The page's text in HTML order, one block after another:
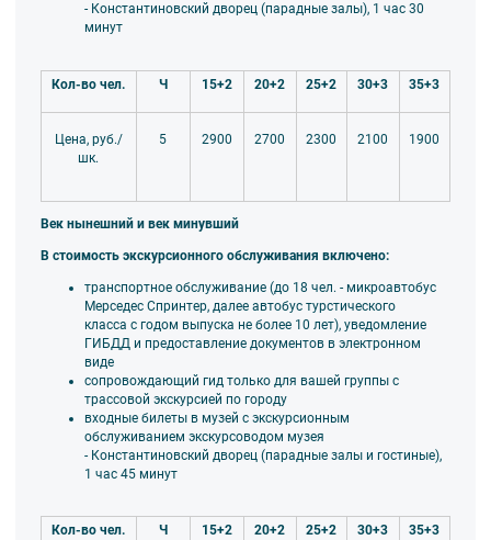
- Константиновский дворец (парадные залы), 1 час 30
минут
Кол-во чел. Ч 15+2 20+2 25+2 30+3 35+3
Цена, руб./
шк.
5 2900 2700 2300 2100 1900
Век нынешний и век минувший
В стоимость экскурсионного обслуживания включено:
транспортное обслуживание (до 18 чел. - микроавтобус
Мерседес Спринтер, далее автобус турстического
класса с годом выпуска не более 10 лет), уведомление
ГИБДД и предоставление документов в электронном
виде
сопровождающий гид только для вашей группы с
трассовой экскурсией по городу
входные билеты в музей с экскурсионным
обслуживанием экскурсоводом музея
- Константиновский дворец (парадные залы и гостиные),
1 час 45 минут
Кол-во чел. Ч 15+2 20+2 25+2 30+3 35+3